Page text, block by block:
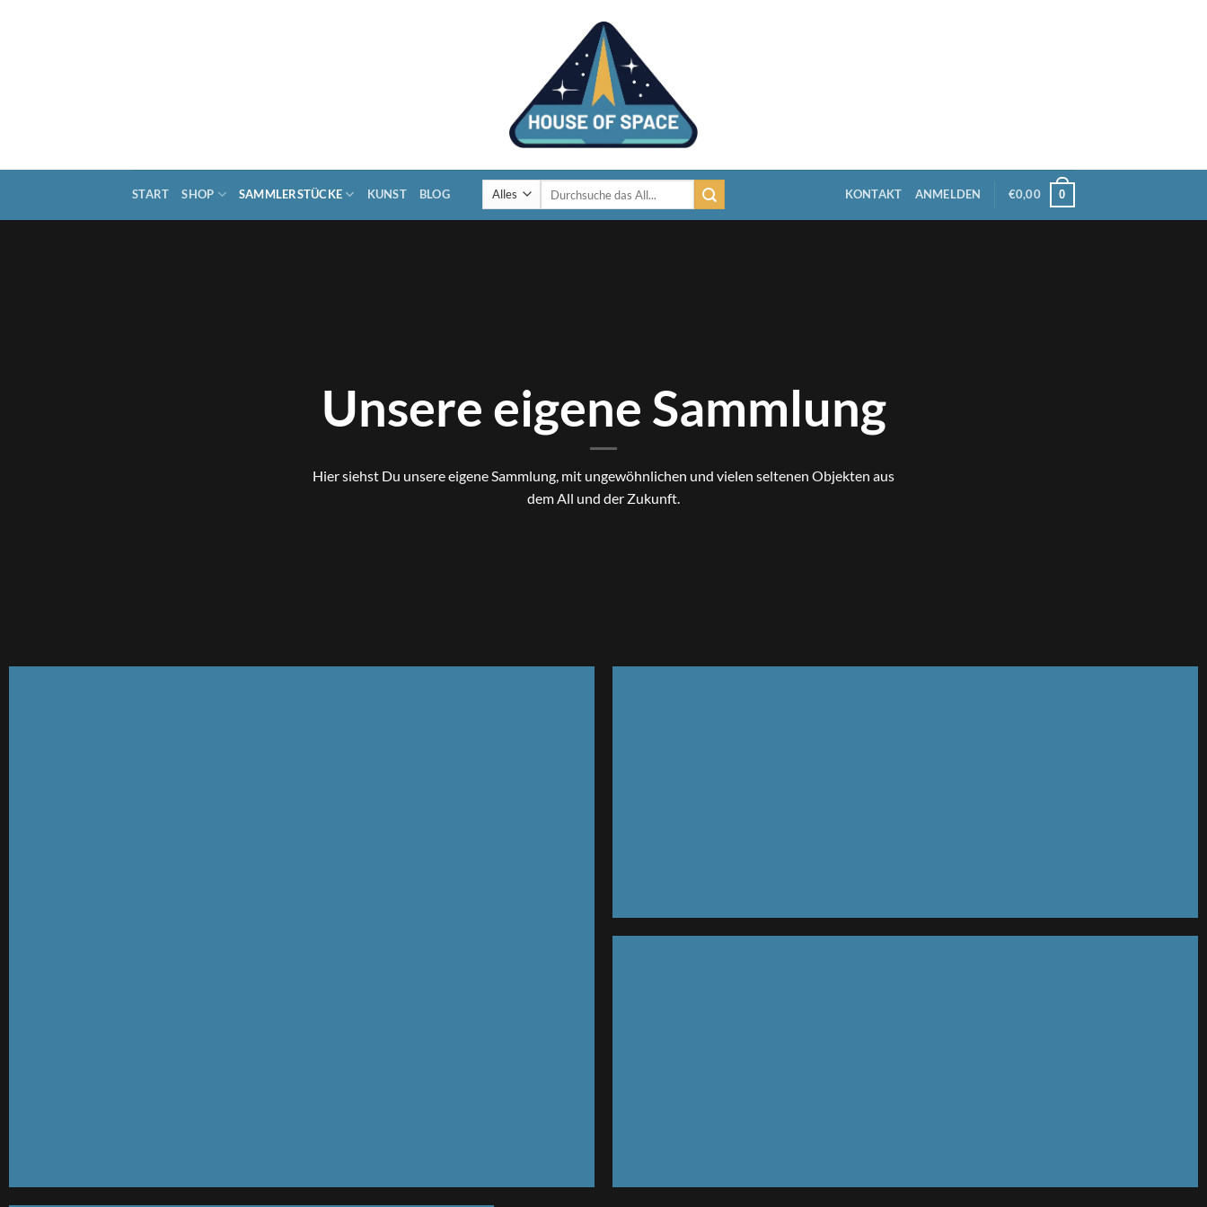
START SHOP SAMMLERSTÜCKE KUNST BLOG
Suchen
nach:
KONTAKT ANMELDEN €0,00 0
Unsere eigene Sammlung
Hier siehst Du unsere eigene Sammlung, mit ungewöhnlichen und vielen seltenen Objekten aus
dem All und der Zukunft.